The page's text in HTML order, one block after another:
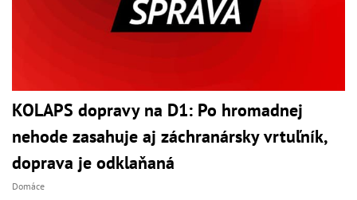
KOLAPS dopravy na D1: Po hromadnej
nehode zasahuje aj záchranársky vrtuľník,
doprava je odklaňaná
Domáce